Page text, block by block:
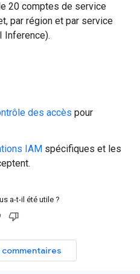
20 comptes de service
par région et par service
Inference).
des accès pour
IAM spécifiques et les
a-t-il été utile ?
commentaires